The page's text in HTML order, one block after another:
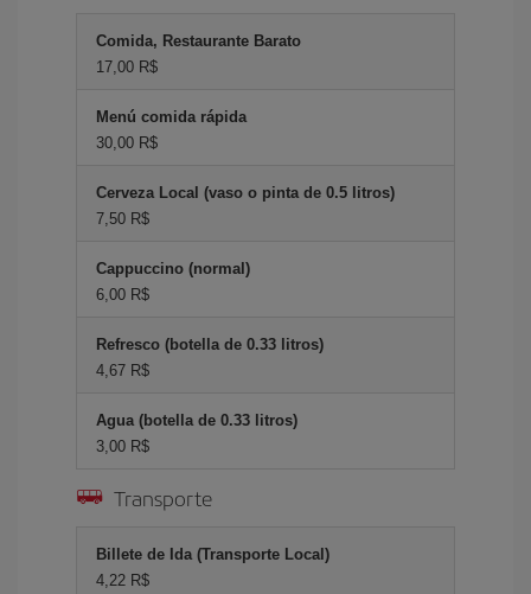
Comida, Restaurante Barato
17,00 R$
Menú comida rápida
30,00 R$
Cerveza Local (vaso o pinta de 0.5 litros)
7,50 R$
Cappuccino (normal)
6,00 R$
Refresco (botella de 0.33 litros)
4,67 R$
Agua (botella de 0.33 litros)
3,00 R$
Transporte
Billete de Ida (Transporte Local)
4,22 R$